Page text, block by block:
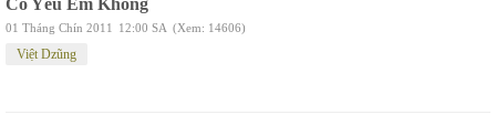
Có Yêu Em Không
01 Tháng Chín 2011 12:00 SA (Xem: 14606)
Việt Dzũng